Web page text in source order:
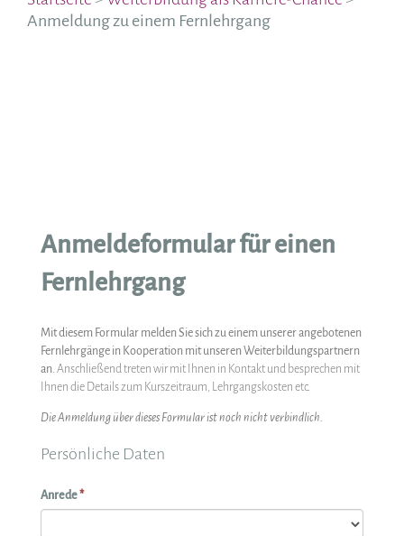
Anmeldung zu einem Fernlehrgang
Anmeldeformular für einen
Fernlehrgang
Mit diesem Formular melden Sie sich zu einem unserer angebotenen
Fernlehrgänge in Kooperation mit unseren Weiterbildungspartnern
an. Anschließend treten wir mit Ihnen in Kontakt und besprechen mit
Ihnen die Details zum Kurszeitraum, Lehrgangskosten etc.
Die Anmeldung über dieses Formular ist noch nicht verbindlich.
Persönliche Daten
Anrede *